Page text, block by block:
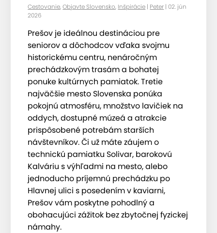
Cestovanie,Objavte Slovensko, Inšpirácie | Peter | 02. jún
2026
Prešov je ideálnou destináciou pre
seniorov a dôchodcov vďaka svojmu
historickému centru, nenáročným
prechádzkovým trasám a bohatej
ponuke kultúrnych pamiatok. Tretie
najväčšie mesto Slovenska ponúka
pokojnú atmosféru, množstvo lavičiek na
oddych, dostupné múzeá a atrakcie
prispôsobené potrebám starších
návštevníkov. Či už máte záujem o
technickú pamiatku Solivar, barokovú
Kalváriu s výhľadmi na mesto, alebo
jednoducho príjemnú prechádzku po
Hlavnej ulici s posedením v kaviarni,
Prešov vám poskytne pohodlný a
obohacujúci zážitok bez zbytočnej fyzickej
námahy.